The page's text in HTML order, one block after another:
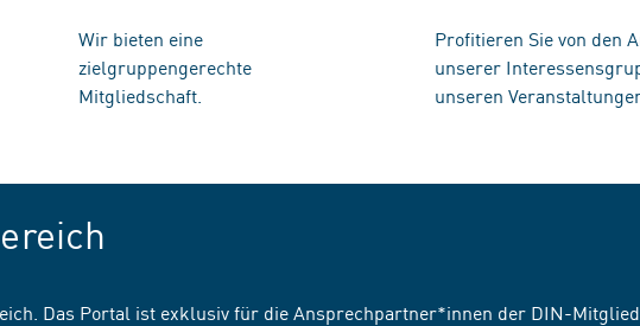
Wir bieten eine
zielgruppengerechte
Mitgliedschaft.
Profitieren Sie von den
unserer
unseren
Das Portal ist exklusiv für die Ansprechpartner*innen der DIN-